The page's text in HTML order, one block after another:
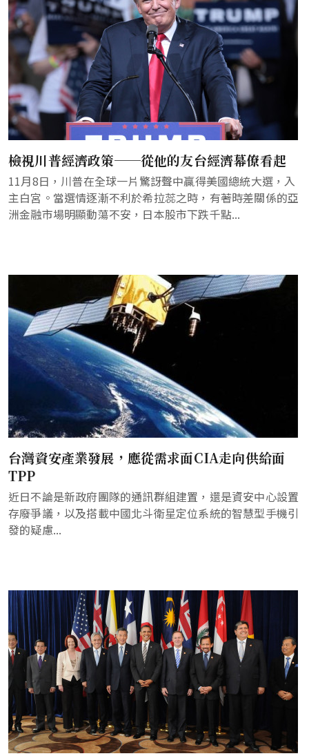
檢視川普經濟政策──從他的友台經濟幕僚看起
11月8日，川普在全球一片驚訝聲中贏得美國總統大選，入
主白宮。當選情逐漸不利於希拉蕊之時，有著時差關係的亞
洲金融市場明顯動蕩不安，日本股市下跌千點...
台灣資安產業發展，應從需求面CIA走向供給面
TPP
近日不論是新政府團隊的通訊群組建置，還是資安中心設置
存廢爭議，以及搭載中國北斗衛星定位系統的智慧型手機引
發的疑慮...